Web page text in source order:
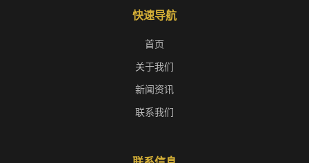
快速导航
首页
关于我们
新闻资讯
联系我们